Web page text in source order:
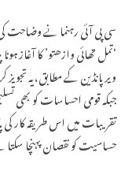
سی پی آئی رہنما نے وضاحت کی
‘تمل تھائی وازھتو’ کا آغاز
ویرپانڈین کے مطابق، یہ
جبکہ قومی احساسات کو بھی
تقریبات میں اس طریقہ کار کی
حساسیت کو نقصان پہنچا سکتا